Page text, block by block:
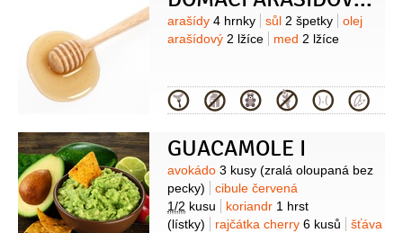
Suroviny
arašídy 4 hrnky sůl 2 špetky
olej
arašídový 2 lžíce med 2 lžíce
Kategorie
GUACAMOLE I
Suroviny
avokádo 3 kusy (zralá oloupaná bez
pecky)
cibule červená
1/2 kusu koriandr 1 hrst
(lístky)
rajčátka cherry 6 kusů
šťáva